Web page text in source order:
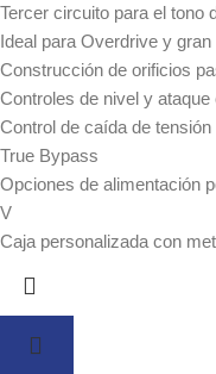
Tercer circuito para el tono
Ideal para Overdrive y
Construcción de orificios
Controles de nivel y ataque
Control de caída de tensión
True Bypass
Opciones de alimentación
V
Caja personalizada con